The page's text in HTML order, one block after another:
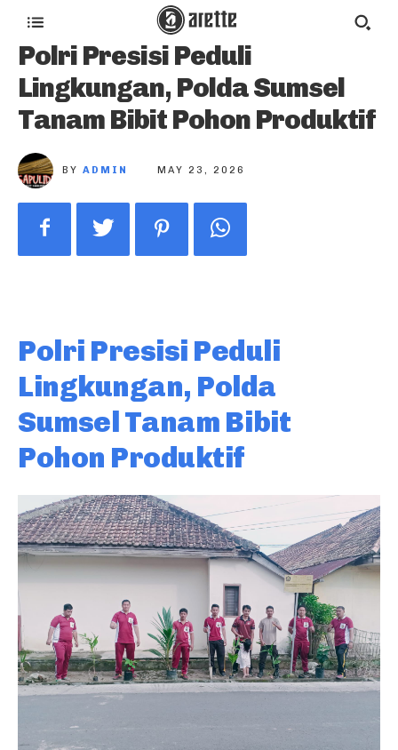
Polri Presisi Peduli
Lingkungan, Polda Sumsel
Tanam Bibit Pohon Produktif
BY ADMIN MAY 23, 2026
Polri Presisi Peduli
Lingkungan, Polda
Sumsel Tanam Bibit
Pohon Produktif